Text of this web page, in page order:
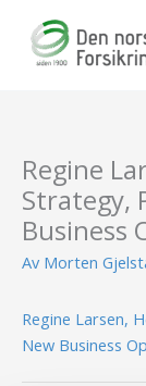
Regine
Strategy,
Business
Av Morten
Regine Larsen,
New Business